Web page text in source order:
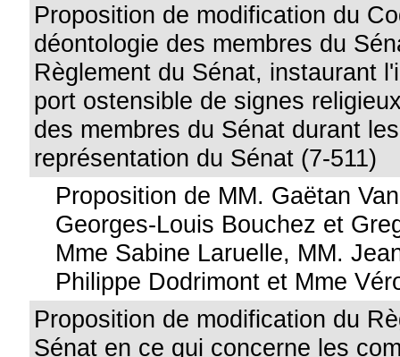
Proposition de modification du
déontologie des membres du
Règlement du Sénat, instaurant
port ostensible de signes
des membres du Sénat durant
représentation du Sénat (7-511)
Proposition de MM. Gaëtan
Georges-Louis Bouchez et
Mme Sabine Laruelle, MM.
Philippe Dodrimont et Mme
Proposition de modification du
Sénat en ce qui concerne les